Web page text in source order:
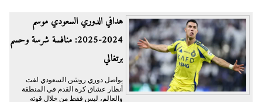
هدافي الدوري السعودي موسم
2024-2025: منافسة شرسة وحسم
برتغالي
يواصل دوري روشن السعودي لفت
أنظار عشاق كرة القدم في المنطقة
والعالم، ليس فقط من خلال قوته